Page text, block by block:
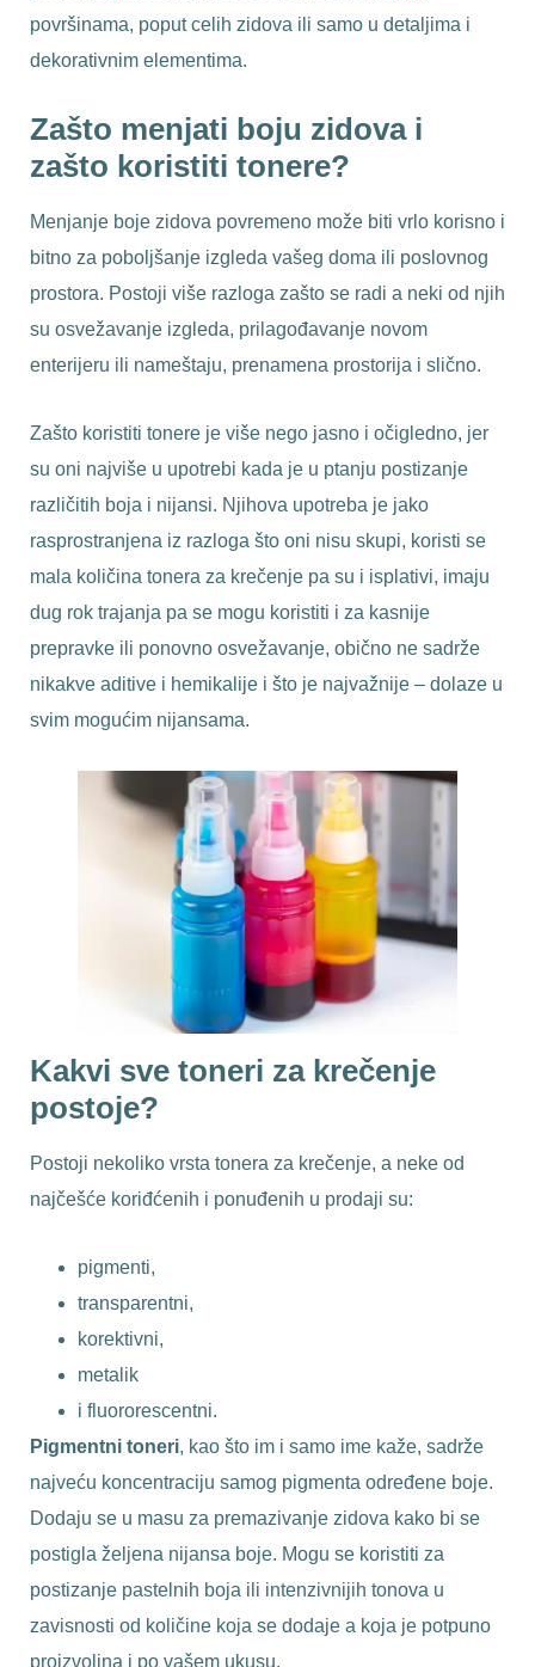
površinama, poput celih zidova ili samo u detaljima i
dekorativnim elementima.
Zašto menjati boju zidova i
zašto koristiti tonere?
Menjanje boje zidova povremeno može biti vrlo korisno i
bitno za poboljšanje izgleda vašeg doma ili poslovnog
prostora. Postoji više razloga zašto se radi a neki od njih
su osvežavanje izgleda, prilagođavanje novom
enterijeru ili nameštaju, prenamena prostorija i slično.
Zašto koristiti tonere je više nego jasno i očigledno, jer
su oni najviše u upotrebi kada je u ptanju postizanje
različitih boja i nijansi. Njihova upotreba je jako
rasprostranjena iz razloga što oni nisu skupi, koristi se
mala količina tonera za krečenje pa su i isplativi, imaju
dug rok trajanja pa se mogu koristiti i za kasnije
prepravke ili ponovno osvežavanje, obično ne sadrže
nikakve aditive i hemikalije i što je najvažnije – dolaze u
svim mogućim nijansama.
Kakvi sve toneri za krečenje
postoje?
Postoji nekoliko vrsta tonera za krečenje, a neke od
najčešće koriđćenih i ponuđenih u prodaji su:
pigmenti,
transparentni,
korektivni,
metalik
i fluororescentni.
Pigmentni toneri, kao što im i samo ime kaže, sadrže
najveću koncentraciju samog pigmenta određene boje.
Dodaju se u masu za premazivanje zidova kako bi se
postigla željena nijansa boje. Mogu se koristiti za
postizanje pastelnih boja ili intenzivnijih tonova u
zavisnosti od količine koja se dodaje a koja je potpuno
proizvoljna i po vašem ukusu.